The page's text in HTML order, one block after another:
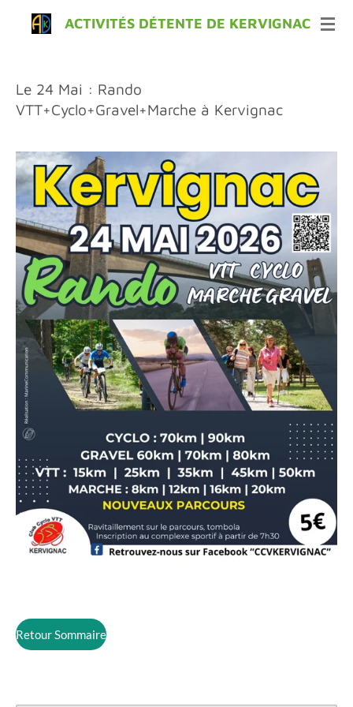
Passer
principal
ACTIVITÉS DÉTENTE DE KERVIGNAC
Le 24 Mai : Rando
VTT+Cyclo+Gravel+Marche à Kervignac
Retour Sommaire